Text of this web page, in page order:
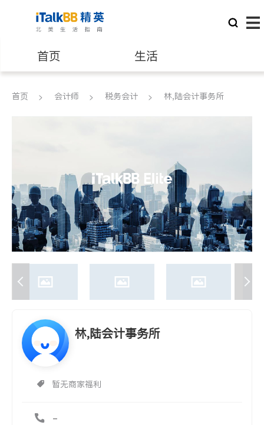
首页 生活
医生 律师
会计师
建筑装修
首页 会计师 税务会计 林,陆会计事务所
林,陆会计事务所
暂无商家福利
-